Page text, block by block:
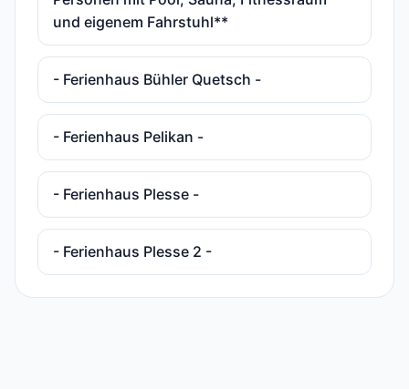
und eigenem Fahrstuhl**
- Ferienhaus Bühler Quetsch -
- Ferienhaus Pelikan -
- Ferienhaus Plesse -
- Ferienhaus Plesse 2 -